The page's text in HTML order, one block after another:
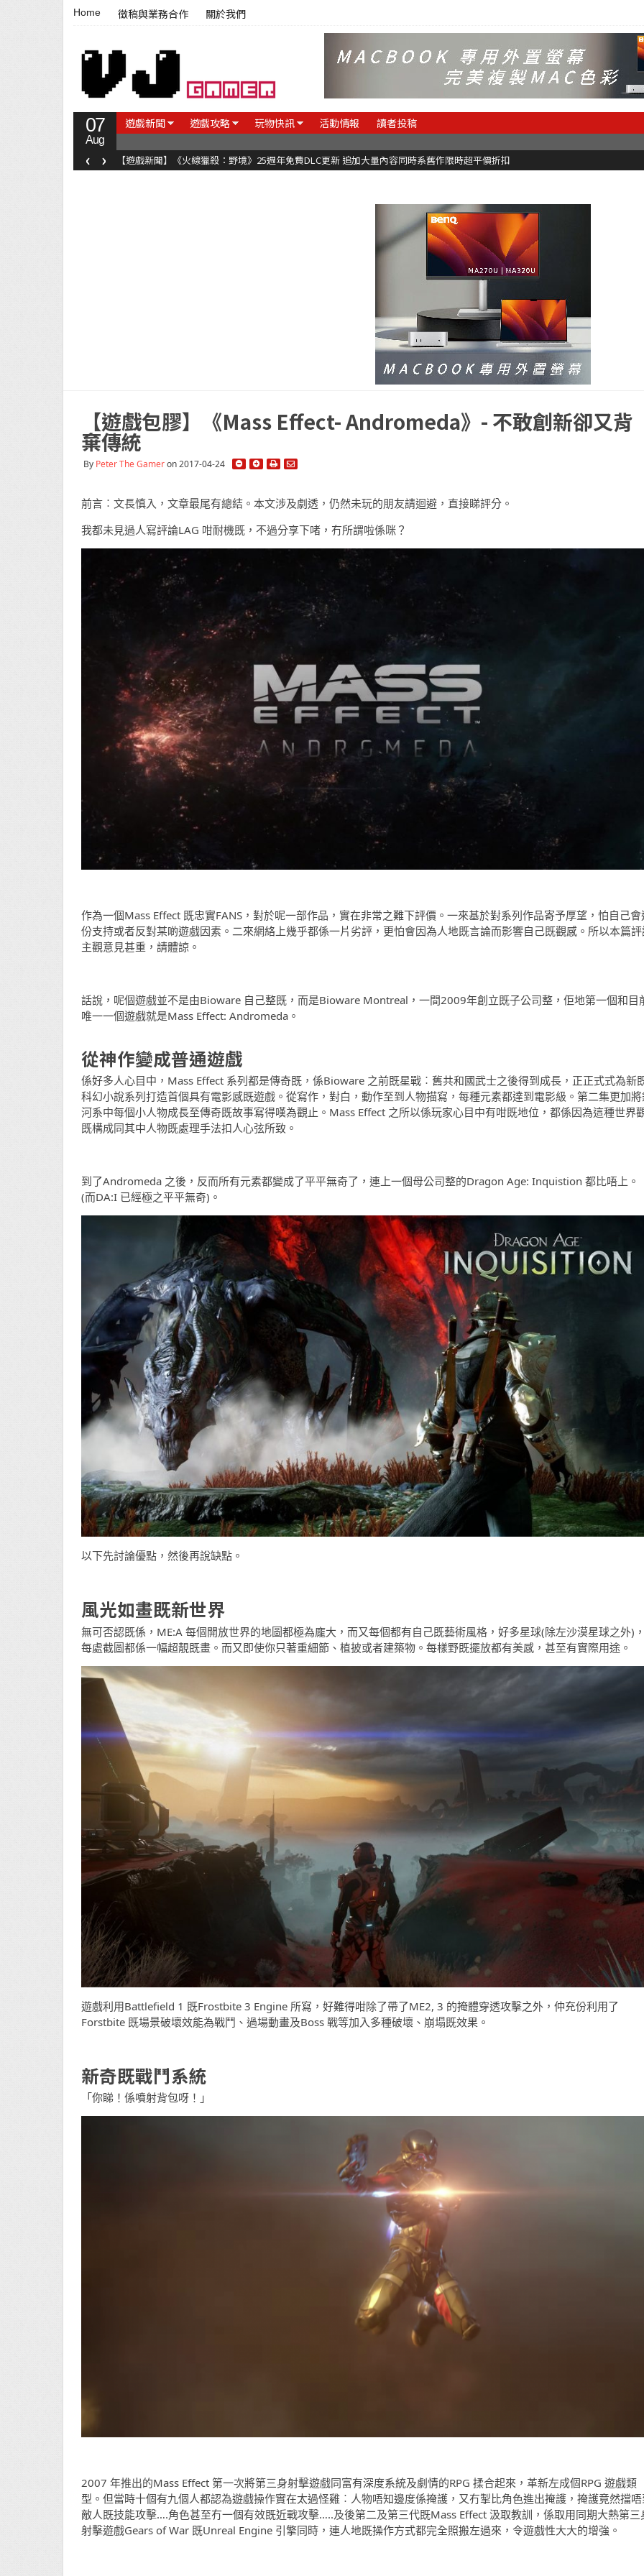
Home 徵稿與業務合作 關於我們
07
Aug
遊戲新聞 遊戲攻略 玩物快訊 活動情報 讀者投稿
【遊戲新聞】《火線獵殺：野境》25週年免費DLC更新 追加大量內容同時系舊作限時超平價折扣
‹ ›
【遊戲包膠】《Mass Effect- Andromeda》- 不敢創新卻又背
棄傳統
By Peter The Gameron 2017-04-24
前言︰文長慎入，文章最尾有總結。本文涉及劇透，仍然未玩的朋友請迴避，直接睇評分。
我都未見過人寫評論LAG 咁耐機既，不過分享下啫，冇所謂啦係咪？
作為一個Mass Effect 既忠實FANS，對於呢一部作品，實在非常之難下評價。一來基於對系列作品寄予厚望，怕自己會
份支持或者反對某啲遊戲因素。二來網絡上幾乎都係一片劣評，更怕會因為人地既言論而影響自己既觀感。所以本篇
主觀意見甚重，請體諒。
話說，呢個遊戲並不是由Bioware 自己整既，而是Bioware Montreal，一間2009年創立既子公司整，佢地第一個和目
唯一一個遊戲就是Mass Effect: Andromeda。
從神作變成普通遊戲
係好多人心目中，Mass Effect 系列都是傳奇既，係Bioware 之前既星戰︰舊共和國武士之後得到成長，正正式式為新
科幻小說系列打造首個具有電影感既遊戲。從寫作，對白，動作至到人物描寫，每種元素都達到電影級。第二集更加
河系中每個小人物成長至傳奇既故事寫得嘆為觀止。Mass Effect 之所以係玩家心目中有咁既地位，都係因為這種世界
既構成同其中人物既處理手法扣人心弦所致。
到了Andromeda 之後，反而所有元素都變成了平平無奇了，連上一個母公司整的Dragon Age: Inquistion 都比唔上。
(而DA:I 已經極之平平無奇)。
以下先討論優點，然後再說缺點。
風光如畫既新世界
無可否認既係，ME:A 每個開放世界的地圖都極為龐大，而又每個都有自己既藝術風格，好多星球(除左沙漠星球之外)
每處截圖都係一幅超靚既畫。而又即使你只著重細節、植披或者建築物。每樣野既擺放都有美感，甚至有實際用途。
遊戲利用Battlefield 1 既Frostbite 3 Engine 所寫，好難得咁除了帶了ME2, 3 的掩體穿透攻擊之外，仲充份利用了
Forstbite 既場景破壞效能為戰鬥、過場動畫及Boss 戰等加入多種破壞、崩塌既效果。
新奇既戰鬥系統
「你睇！係噴射背包呀！」
2007 年推出的Mass Effect 第一次將第三身射擊遊戲同富有深度系統及劇情的RPG 揉合起來，革新左成個RPG 遊戲類
型。但當時十個有九個人都認為遊戲操作實在太過怪雞︰人物唔知邊度係掩護，又冇掣比角色進出掩護，掩護竟然擋
敵人既技能攻擊….角色甚至冇一個有效既近戰攻擊…..及後第二及第三代既Mass Effect 汲取教訓，係取用同期大熱第三
射擊遊戲Gears of War 既Unreal Engine 引擎同時，連人地既操作方式都完全照搬左過來，令遊戲性大大的增強。